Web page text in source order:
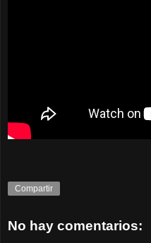
Compartir
No hay comentarios: